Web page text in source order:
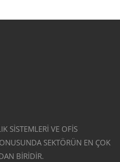
SİSTEMLERİ VE OFİS
SEKTÖRÜN EN ÇOK
BİRİDİR.